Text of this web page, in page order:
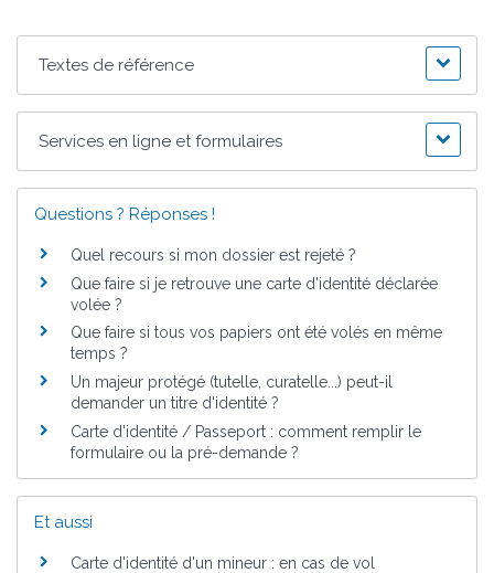
Textes de référence
Services en ligne et formulaires
Questions ? Réponses !
Quel recours si mon dossier est rejeté ?
Que faire si je retrouve une carte d'identité déclarée
volée ?
Que faire si tous vos papiers ont été volés en même
temps ?
Un majeur protégé (tutelle, curatelle...) peut-il
demander un titre d'identité ?
Carte d'identité / Passeport : comment remplir le
formulaire ou la pré-demande ?
Et aussi
Carte d'identité d'un mineur : en cas de vol